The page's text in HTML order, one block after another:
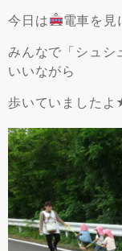
今日は
電車を見
みんなで「シュシ
いいながら
歩いていました